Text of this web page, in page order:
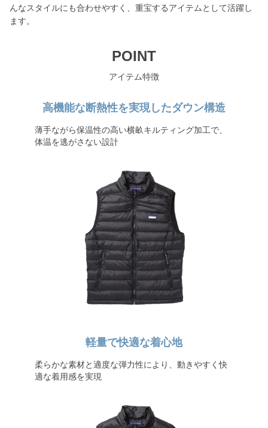
んなスタイルにも合わせやすく、重宝するアイテムとして活躍し
ます。
POINT
アイテム特徴
高機能な断熱性を実現したダウン構造
薄手ながら保温性の高い横畝キルティング加工で、
体温を逃がさない設計
軽量で快適な着心地
柔らかな素材と適度な弾力性により、動きやすく快
適な着用感を実現